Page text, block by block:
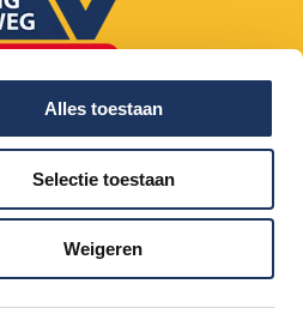
Alles toestaan
Selectie toestaan
Weigeren